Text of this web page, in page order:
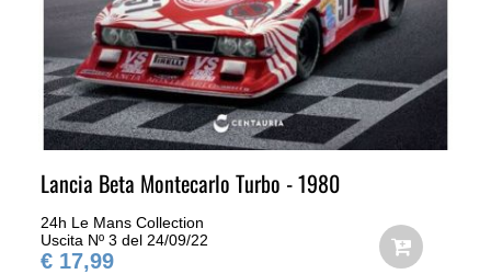
Lancia Beta Montecarlo Turbo - 1980
24h Le Mans Collection
Uscita Nº 3 del 24/09/22
€ 17,99